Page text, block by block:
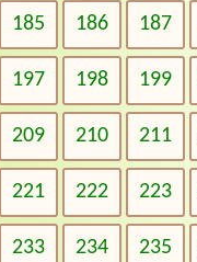
185 186 187
197 198 199
209 210 211
221 222 223
233 234 235